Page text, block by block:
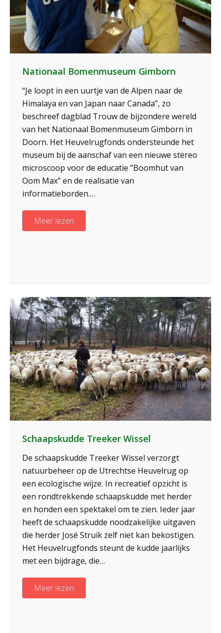
Nationaal Bomenmuseum Gimborn
“Je loopt in een uurtje van de Alpen naar de
Himalaya en van Japan naar Canada”, zo
beschreef dagblad Trouw de bijzondere wereld
van het Nationaal Bomenmuseum Gimborn in
Doorn. Het Heuvelrugfonds ondersteunde het
museum bij de aanschaf van een nieuwe stereo
microscoop voor de educatie ”Boomhut van
Oom Max” en de realisatie van
informatieborden.…
Meer lezen
Schaapskudde Treeker Wissel
De schaapskudde Treeker Wissel verzorgt
natuurbeheer op de Utrechtse Heuvelrug op
een ecologische wijze. In recreatief opzicht is
een rondtrekkende schaapskudde met herder
en honden een spektakel om te zien. Ieder jaar
heeft de schaapskudde noodzakelijke uitgaven
die herder José Struik zelf niet kan bekostigen.
Het Heuvelrugfonds steunt de kudde jaarlijks
met een bijdrage, die…
Meer lezen